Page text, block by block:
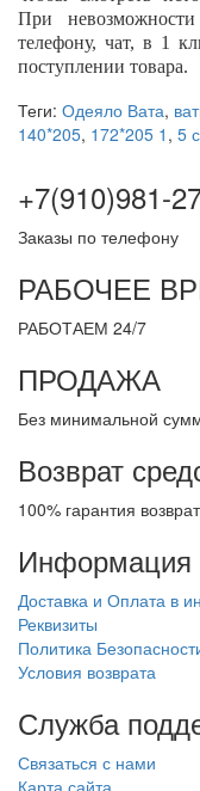
При
телефону, чат, в 1
поступлении товара.
Теги: Одеяло Вата,
140*205, 172*205 1 , 5
+7(910)981-
Заказы по телефону
РАБОЧЕЕ
РАБОТАЕМ 24/7
ПРОДАЖА
Без минимальной
Возврат
100% гарантия
Информация
Доставка и Оплата в
Реквизиты
Политика
Условия возврата
Служба
Связаться с нами